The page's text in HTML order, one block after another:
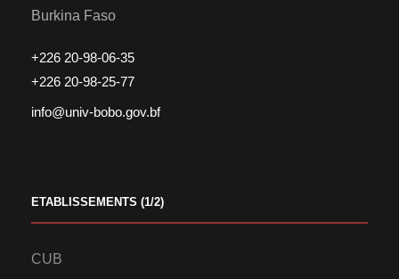
Burkina Faso
+226 20-98-06-35
+226 20-98-25-77
info@univ-bobo.gov.bf
ETABLISSEMENTS (1/2)
CUB